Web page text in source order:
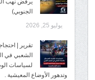
يرفض نهب
الجنوبي)
يوليو 25, 2026
تقرير |
الشعبي في
لسياسات
وتدهور الأوضاع المعيشية .